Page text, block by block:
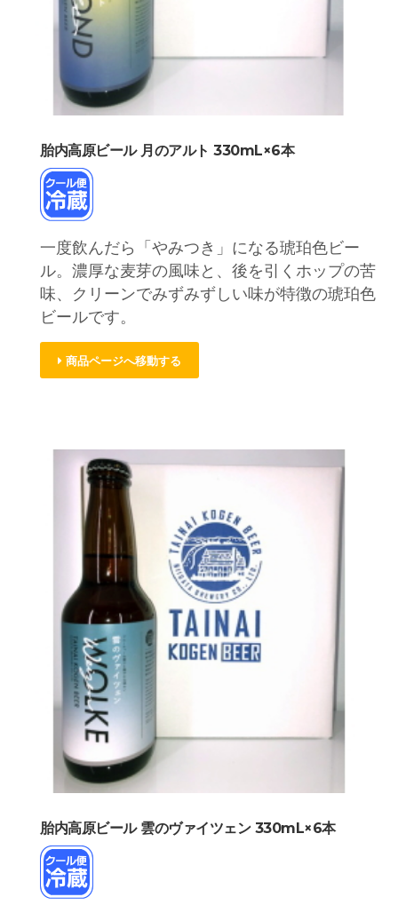
胎内高原ビール 月のアルト 330mL×6本
一度飲んだら「やみつき」になる琥珀色ビー
ル。濃厚な麦芽の風味と、後を引くホップの苦
味、クリーンでみずみずしい味が特徴の琥珀色
ビールです。
商品ページへ移動する
胎内高原ビール 雲のヴァイツェン 330mL×6本